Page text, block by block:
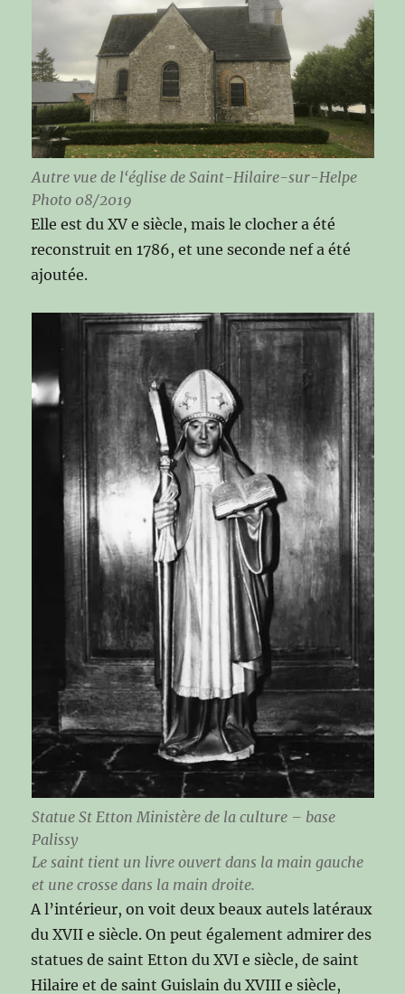
Autre vue de l‘église de Saint-Hilaire-sur-Helpe
Photo 08/2019
Elle est du XV e siècle, mais le clocher a été
reconstruit en 1786, et une seconde nef a été
ajoutée.
Statue St Etton Ministère de la culture – base
Palissy
Le saint tient un livre ouvert dans la main gauche
et une crosse dans la main droite.
A l’intérieur, on voit deux beaux autels latéraux
du XVII e siècle. On peut également admirer des
statues de saint Etton du XVI e siècle, de saint
Hilaire et de saint Guislain du XVIII e siècle,